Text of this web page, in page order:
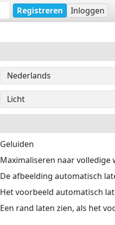
Registreren Inloggen
Geluiden
Maximaliseren naar volledige
De afbeelding automatisch
Het voorbeeld automatisch
Een rand laten zien, als het